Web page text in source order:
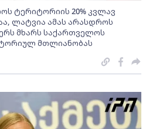
ტერიტორიის 20% კვლავ
ლატვია ამას არასდროს
მხარს საქართველოს
მთლიანობას